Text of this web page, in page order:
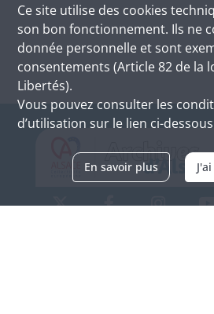
Ce site utilise des cookies
son bon fonctionnement. Ils ne
donnée personnelle et sont
consentements (Article 82 de la
Libertés).
Vous pouvez consulter les
d’utilisation sur le lien ci-
En savoir plus